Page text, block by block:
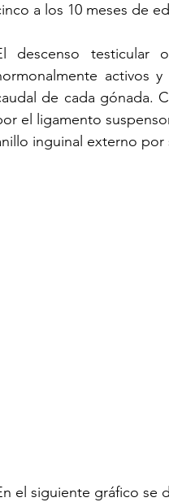
a los 10 meses de
descenso testicular
activos
de cada gónada.
el ligamento
inguinal externo por
el siguiente gráfico se